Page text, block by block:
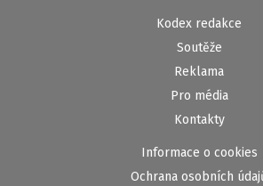
Kodex redakce
Soutěže
Reklama
Pro média
Kontakty
Informace o cookies
Ochrana osobních